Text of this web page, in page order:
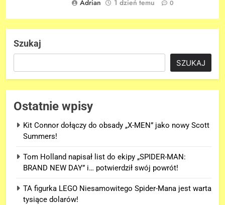
Adrian
1 dzień temu 0
Szukaj
SZUKAJ
Ostatnie wpisy
Kit Connor dołączy do obsady „X-MEN” jako nowy Scott
Summers!
Tom Holland napisał list do ekipy „SPIDER-MAN:
BRAND NEW DAY” i… potwierdził swój powrót!
TA figurka LEGO Niesamowitego Spider-Mana jest warta
tysiące dolarów!